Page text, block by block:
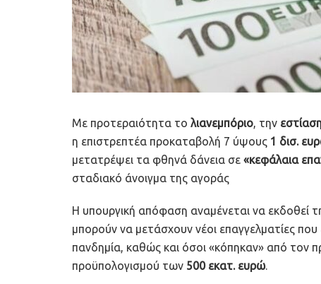
Με προτεραιότητα το λιανεμπόριο, την
η επιστρεπτέα προκαταβολή 7 ύψους 1 δισ.
μετατρέψει τα φθηνά δάνεια σε «κεφάλαια
σταδιακό άνοιγμα της αγοράς
Η υπουργική απόφαση αναμένεται να εκδοθεί
μπορούν να μετάσχουν νέοι επαγγελματίες
πανδημία, καθώς και όσοι «κόπηκαν» από τον
προϋπολογισμού των 500 εκατ. ευρώ.